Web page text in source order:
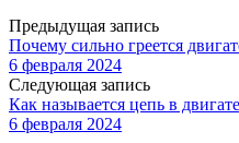
Предыдущая запись
Почему сильно греется
6 февраля 2024
Следующая запись
Как называется цепь в
6 февраля 2024